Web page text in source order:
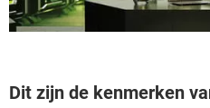
Dit zijn de kenmerken